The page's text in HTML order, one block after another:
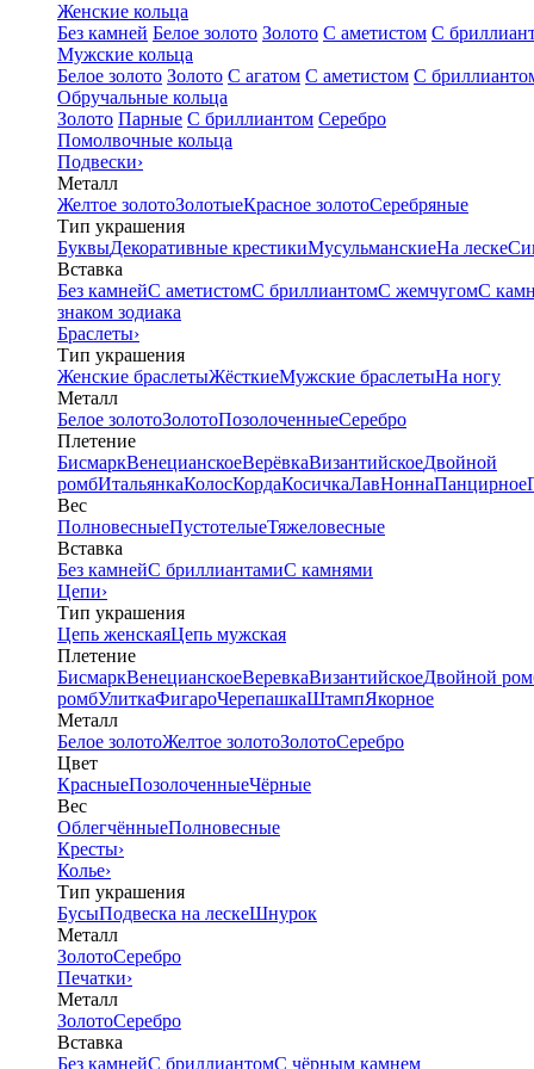
Женские кольца
Без камней Белое золото Золото С аметистом С
Мужские кольца
Белое золото Золото С агатом С аметистом С
Обручальные кольца
Золото Парные С бриллиантом Серебро
Помолвочные кольца
Подвески›
Металл
Желтое золотоЗолотыеКрасное золотоСеребряные
Тип украшения
БуквыДекоративные крестикиМусульманскиеНа леске
Вставка
Без камнейС аметистомС бриллиантомС жемчугомС
знаком зодиака
Браслеты›
Тип украшения
Женские браслетыЖёсткиеМужские браслетыНа ногу
Металл
Белое золотоЗолотоПозолоченныеСеребро
Плетение
БисмаркВенецианскоеВерёвкаВизантийскоеДвойной
ромбИтальянкаКолосКордаКосичкаЛавНоннаПанцирное
Вес
ПолновесныеПустотелыеТяжеловесные
Вставка
Без камнейС бриллиантамиС камнями
Цепи›
Тип украшения
Цепь женскаяЦепь мужская
Плетение
БисмаркВенецианскоеВеревкаВизантийскоеДвойной
ромбУлиткаФигароЧерепашкаШтампЯкорное
Металл
Белое золотоЖелтое золотоЗолотоСеребро
Цвет
КрасныеПозолоченныеЧёрные
Вес
ОблегчённыеПолновесные
Кресты›
Колье›
Тип украшения
БусыПодвеска на лескеШнурок
Металл
ЗолотоСеребро
Печатки›
Металл
ЗолотоСеребро
Вставка
Без камнейС бриллиантомС чёрным камнем